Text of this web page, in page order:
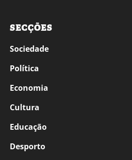
SECÇÕES
Sociedade
Política
Economia
Cultura
Educação
Desporto